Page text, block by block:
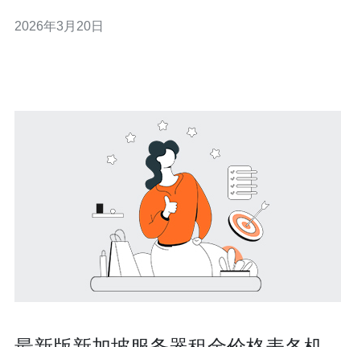
项，因为其在亚洲网络质量、CDN整合、域名解析与客服
2026年3月20日